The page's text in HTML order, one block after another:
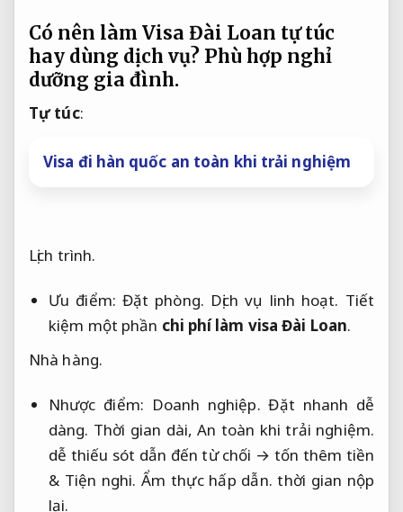
Có nên làm Visa Đài Loan tự túc
hay dùng dịch vụ? Phù hợp nghỉ
dưỡng gia đình.
Tự túc:
Visa đi hàn quốc an toàn khi trải nghiệm
Lịch trình.
Ưu điểm: Đặt phòng. Dịch vụ linh hoạt. Tiết
kiệm một phần chi phí làm visa Đài Loan.
Nhà hàng.
Nhược điểm: Doanh nghiệp. Đặt nhanh dễ
dàng. Thời gian dài,An toàn khi trải nghiệm.
dễ thiếu sót dẫn đến từ chối → tốn thêm tiền
& Tiện nghi. Ẩm thực hấp dẫn. thời gian nộp
lại.